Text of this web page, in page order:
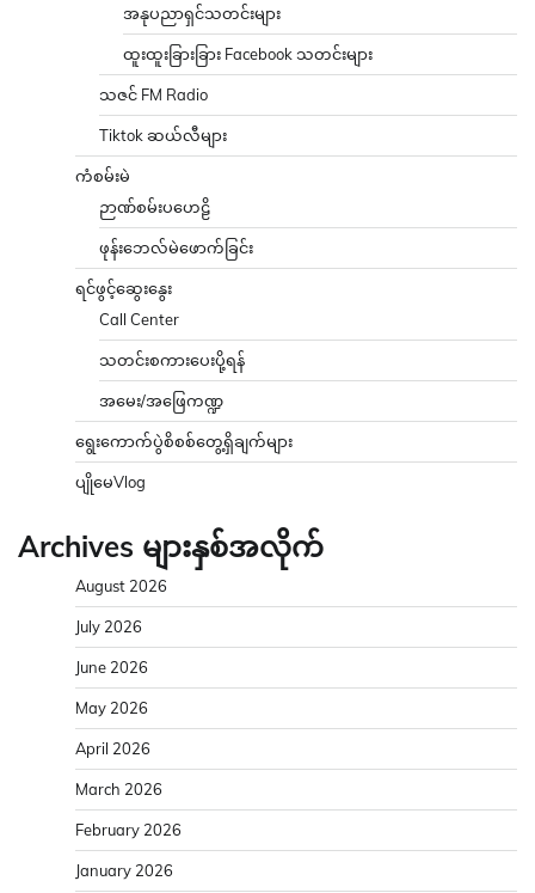
အနုပညာရှင်သတင်းများ
ထူးထူးခြားခြား Facebook သတင်းများ
သဇင် FM Radio
Tiktok ဆယ်လီများ
ကံစမ်းမဲ
ဉာဏ်စမ်းပဟေဠိ
ဖုန်းဘေလ်မဲဖောက်ခြင်း
ရင်ဖွင့်ဆွေးနွေး
Call Center
သတင်းစကားပေးပို့ရန်
အမေး/အဖြေကဏ္ဍ
ရွေးကောက်ပွဲစိစစ်တွေ့ရှိချက်များ
ပျိုမေVlog
Archives များနှစ်အလိုက်
August 2026
July 2026
June 2026
May 2026
April 2026
March 2026
February 2026
January 2026